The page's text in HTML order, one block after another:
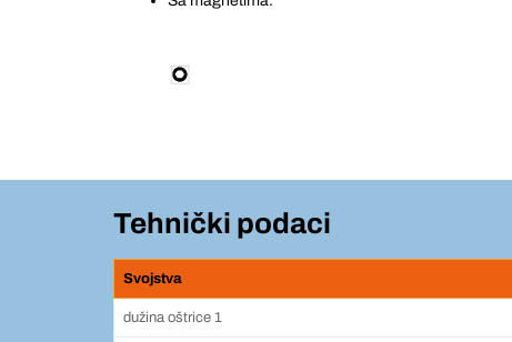
Tehnički podaci
Svojstva
dužina oštrice 1